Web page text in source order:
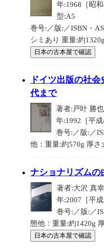
年:1968［昭
型:A5
巻号:／版:／ISBN・
シミあり 重量:約
日本の古本屋で確認
ドイツ出版の社
代まで
著者:戸叶 勝
年:1992［平
巻号:／版:／
他：重量:約570g 厚さ:
ナショナリズムの
著者:大沢 真
年:2007［平
巻号:／版:／
態他：重量:約1420g
日本の古本屋で確認